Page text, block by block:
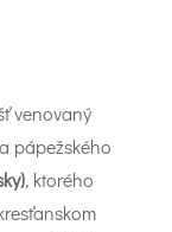
venovaný
pápežského
, ktorého